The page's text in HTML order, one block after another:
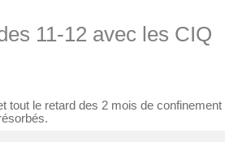
11-12 avec les CIQ
tout le retard des 2 mois de confinement